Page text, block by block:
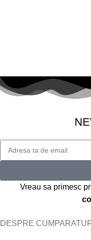
Vreau sa primesc
DESPRE